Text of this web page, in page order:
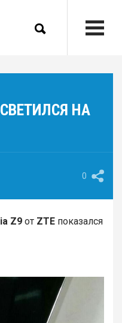
НА
0
Z9 от ZTE показался